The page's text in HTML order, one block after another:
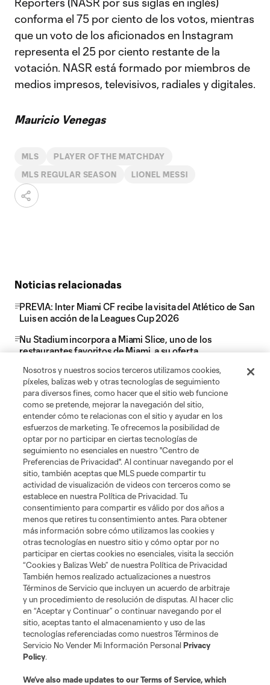
conforma el 75 por ciento de los votos, mientras
que un voto de los aficionados en Instagram
representa el 25 por ciento restante de la
votación. NASR está formado por miembros de
medios impresos, televisivos, radiales y digitales.
Mauricio Venegas
MLS PLAYER OF THE MATCHDAY
MLS REGULAR SEASON LIONEL MESSI
Noticias relacionadas
PREVIA: Inter Miami CF recibe la visita del Atlético de San
Luis en acción de la Leagues Cup 2026
Nu Stadium incorpora a Miami Slice, uno de los
restaurantes favoritos de Miami, a su oferta
presencia de La Birra Bar
Suárez nombrado al Equipo de la Jornada de la MLS
Sitios Web del Club
Club
Tickets
News
MLSSOCCER.COM
Nosotros y nuestros socios terceros utilizamos cookies,
píxeles, balizas web y otras tecnologías de seguimiento
para diversos fines, como hacer que el sitio web funcione
como se pretende, mejorar la navegación del sitio,
entender cómo te relacionas con el sitio y ayudar en los
esfuerzos de marketing. Te ofrecemos la posibilidad de
optar por no participar en ciertas tecnologías de
seguimiento no esenciales en nuestro "Centro de
Preferencias de Privacidad". Al continuar navegando por el
sitio, también aceptas que MLS puede compartir tu
actividad de visualización de videos con terceros como se
establece en nuestra Política de Privacidad. Tu
consentimiento para compartir es válido por dos años a
menos que retires tu consentimiento antes. Para obtener
más información sobre cómo utilizamos las cookies y
otras tecnologías en nuestro sitio y cómo optar por no
participar en ciertas cookies no esenciales, visita la sección
“Cookies y Balizas Web” de nuestra Política de Privacidad
También hemos realizado actualizaciones a nuestros
Términos de Servicio que incluyen un acuerdo de arbitraje
y un procedimiento de resolución de disputas. Al hacer clic
en “Aceptar y Continuar” o continuar navegando por el
sitio, aceptas tanto el almacenamiento y uso de las
tecnologías referenciadas como nuestros Términos de
Servicio No Vender Mi Información PersonalPrivacy
Policy.
We’ve also made updates to ourTerms of Service, which